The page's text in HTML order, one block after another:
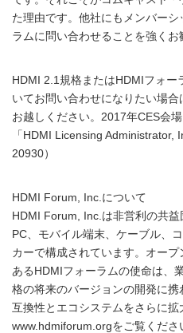
た理由です。他社にもメンバー
ラムに問い合わせることを強くお
HDMI 2.1規格またはHDMIフォ
いてお問い合わせになりたい場
お越しください。2017年CES会
「HDMI Licensing Administrator,
20930）
HDMI Forum, Inc.について
HDMI Forum, Inc.は非営利の共益
PC、モバイル端末、ケーブル、
カーで構成されています。オー
あるHDMIフォーラムの使命は、
格の将来のバージョンの開発に
互換性とエコシステムをさらに
www.hdmiforum.orgをご覧くださ